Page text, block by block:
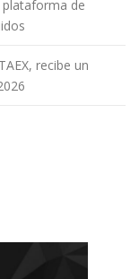
plataforma de
recibe un